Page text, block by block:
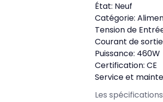
État: Neuf
Catégorie:
Tension de
Courant de
Puissance: 460W
Certification: CE
Service et
Les